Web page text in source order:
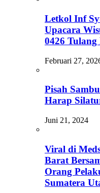
Letkol Inf
Upacara
0426 Tulang
Februari 27,
Pisah
Harap
Juni 21, 2024
Viral di
Barat
Orang
Sumatera